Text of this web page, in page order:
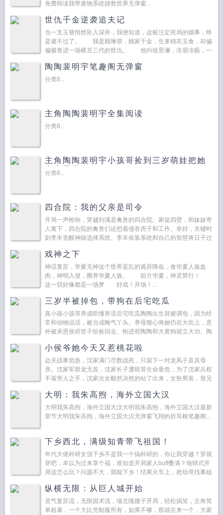
免费阅读我带废物系统拯救世界无弹窗...
世仇千金逆袭追夫记
当一支玉簪悄然坠入深井，我便知道，这桩注定死局的婚事，终
是避不过了。 我是顾琳琅，顾家千金，生来锦衣玉食，却偏
偏被卷进一场横亘三代的世仇。 他叫徐景澜，冷眉冷眼，一
陶陶裴明宇笔趣阁无弹窗
分类8...
主角陶陶裴明宇全集阅读
分类8...
主角陶陶裴明宇小孩哥捡到三岁萌娃把她
宠上天啦
分类8...
四合院：我的父亲是司令
开局一声枪响，穿越到满是禽兽的四合院。家徒四壁，和妹妹寄
人篱下，四合院的禽兽们还想着侵吞房子和工作。幸好，关键时
刻李丰觉醒神级选择系统。李丰依靠系统和自己的智慧将日子过
秦淮茹...
戏神之下
神话复苏，华夏无神这个世界是乱的诡异降临，食华夏人族血
肉，神明入侵，圈养华夏人族。 前方华夏，神灵禁行！
这一切好像都是一场梦 好戏！开场！...
三岁半被掉包，带狗在后宅吃瓜
真小孩小孩哥养成听懂兽语后宅吃瓜陶陶出生就被调包，因为经
常和动物说话，被当成晦气丫头。养母狠心将她仍在大街上，意
外被承恩侯府世子给捡回去。刚进府陶陶和大黄狗就立大功。陶
小侯爷她今天又惹桃花啦
边关战事危急，沈家满门尽数战死，只留下一对龙凤子及其母
亲。沈家军群龙无首，沈家长子遭暗算生命垂危，为了沈家兵权
不落旁人之手，沈家次女毅然决然的站了出来，女扮男装，替兄
大明：我朱高煦，海外立国大汉
大明我朱高煦，海外立国大汉大明我朱高煦，海外立国大汉最新
章节大明我朱高煦，海外立国大汉无弹窗飞翔的折耳根笔趣阁...
下乡西北，满级知青带飞祖国！
年代大佬科研女强下乡不是我一个搞科研的，你让我穿越？穿就
穿吧，本以为过来享个福，谁知道开局家人buff叠满？地狱式开
局这怎么玩？问题不大，我能下乡！结果火车上，抢劫哥找事姐
纵横无限：从巨人城开始
灵气复苏流，无限国术流，缅北嘎腰子开局，轻松搞笑，主角简
单粗暴，一个大比兜制服所有，如果不够，那就在来一个，大家